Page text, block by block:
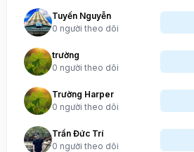
Tuyến Nguyễn
0 người theo dõi
trường
0 người theo dõi
Trường Harper
0 người theo dõi
Trần Đức Trí
0 người theo dõi